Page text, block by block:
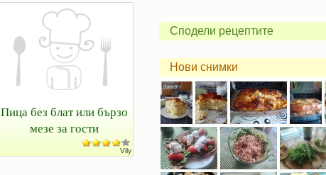
Пица без блат или бързо
мезе за гости
Vily
Сподели рецептите
Нови снимки